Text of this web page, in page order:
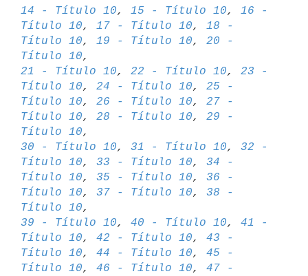
14 - Título 10, 15 - Título 10, 16 -
Título 10, 17 - Título 10, 18 -
Título 10, 19 - Título 10, 20 -
Título 10
21 - Título 10, 22 - Título 10, 23 -
Título 10, 24 - Título 10, 25 -
Título 10, 26 - Título 10, 27 -
Título 10, 28 - Título 10, 29 -
Título 10
30 - Título 10, 31 - Título 10, 32 -
Título 10, 33 - Título 10, 34 -
Título 10, 35 - Título 10, 36 -
Título 10, 37 - Título 10, 38 -
Título 10
39 - Título 10, 40 - Título 10, 41 -
Título 10, 42 - Título 10, 43 -
Título 10, 44 - Título 10, 45 -
Título 10, 46 - Título 10, 47 -